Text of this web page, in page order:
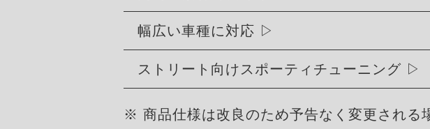
幅広い車種に対応
ストリート向けスポーティチューニング
※ 商品仕様は改良のため予告なく変更される